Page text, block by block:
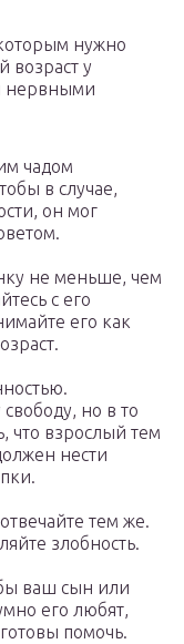
нужно
возраст у
нервными
чадом
в случае,
он мог
не меньше, чем
с его
его как
но в то
что взрослый тем
нести
тем же.
злобность.
ваш сын или
его любят,
помочь.